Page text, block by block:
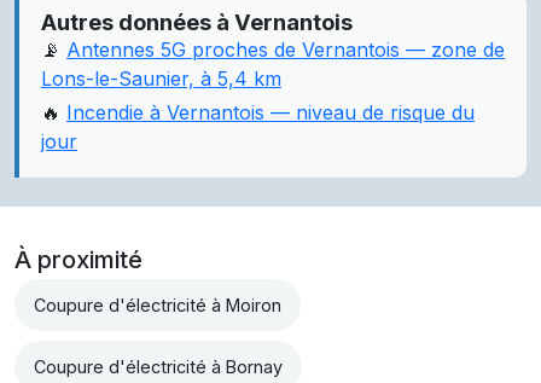
Autres données à Vernantois
📡 Antennes 5G proches de Vernantois — zone de
Lons-le-Saunier, à 5,4 km
🔥 Incendie à Vernantois — niveau de risque du
jour
À proximité
Coupure d'électricité à Moiron
Coupure d'électricité à Bornay